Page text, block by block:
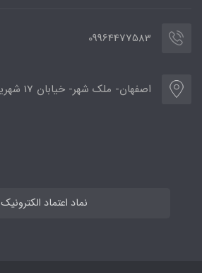
09964477583
اصفهان- ملک شهر- خیابان 17 شهریور
نماد اعتماد الکترونیک